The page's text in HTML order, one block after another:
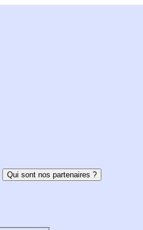
Qui sont nos partenaires ?